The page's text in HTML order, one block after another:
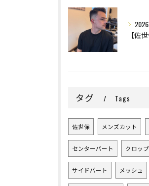
タグ Tags
佐世保 メンズカット
センターパート クロップ
サイドパート メッシュ